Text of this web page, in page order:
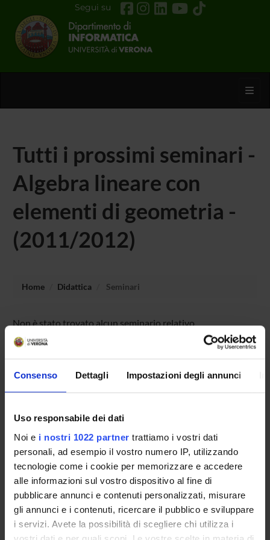
Consenso Dettagli Impostazioni degli annunci
Uso responsabile dei dati
Noi e i nostri 1022 partner trattiamo i vostri dati
personali, ad esempio il vostro numero IP, utilizzando
tecnologie come i cookie per memorizzare e accedere
alle informazioni sul vostro dispositivo al fine di
pubblicare annunci e contenuti personalizzati, misurare
gli annunci e i contenuti, ricercare il pubblico e sviluppare
i servizi. Avete la possibilità di scegliere chi utilizza i
Segui su
Tutti i prossimi seminari -
Algebra lineare con
elementi di geometria -
(2011/2012)
Home Didattica Seminari
Non è stato trovato alcun seminario relativo
all'insegnamento Algebra lineare con elementi di
geometria.
DOTTORATI, MASTER E FORMAZIONE SUPERIORE
Contatti
Persone
Luoghi